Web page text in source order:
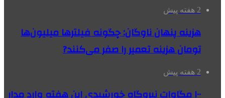
2 هفته پیش
هزینه پنهان ناوگان: چگونه فیلترها میلیون‌ها
تومان هزینه تعمیر را صفر می‌کنند?
2 هفته پیش
۱۰۰ مگاوات نیروگاه‌ خورشیدی این هفته وارد مدار